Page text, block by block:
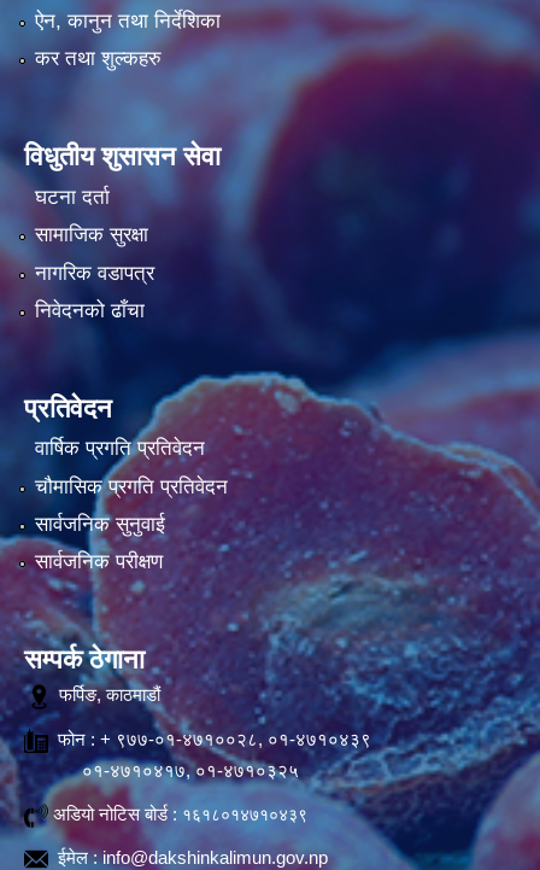
ऐन, कानुन तथा निर्देशिका
कर तथा शुल्कहरु
विधुतीय शुसासन सेवा
घटना दर्ता
सामाजिक सुरक्षा
नागरिक वडापत्र
निवेदनको ढाँचा
प्रतिवेदन
वार्षिक प्रगति प्रतिवेदन
चौमासिक प्रगति प्रतिवेदन
सार्वजनिक सुनुवाई
सार्वजनिक परीक्षण
सम्पर्क ठेगाना
फर्पिङ, काठमाडौं
फोन : + ९७७-०१-४७१००२८, ०१-४७१०४३९
०१-४७१०४१७, ०१-४७१०३२५
अडियो नोटिस बोर्ड : १६१८०१४७१०४३९
ईमेल :info@dakshinkalimun.gov.np